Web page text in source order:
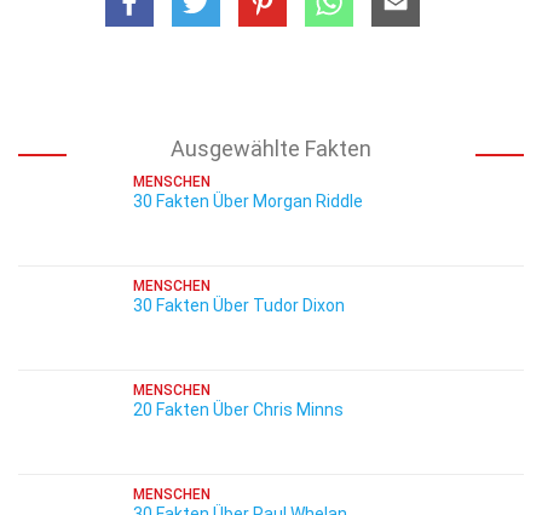
Ausgewählte Fakten
MENSCHEN
30 Fakten Über Morgan Riddle
MENSCHEN
30 Fakten Über Tudor Dixon
MENSCHEN
20 Fakten Über Chris Minns
MENSCHEN